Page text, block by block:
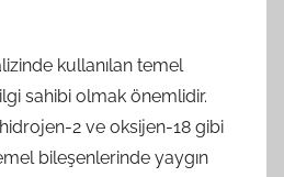
kullanılan temel
sahibi olmak önemlidir.
2 ve oksijen-18 gibi
bileşenlerinde yaygın